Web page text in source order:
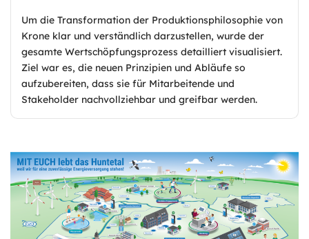
Um die Transformation der Produktionsphilosophie von
Krone klar und verständlich darzustellen, wurde der
gesamte Wertschöpfungsprozess detailliert visualisiert.
Ziel war es, die neuen Prinzipien und Abläufe so
aufzubereiten, dass sie für Mitarbeitende und
Stakeholder nachvollziehbar und greifbar werden.